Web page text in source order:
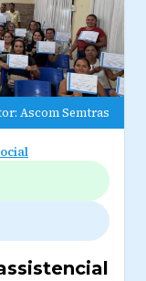
Ascom Semtras